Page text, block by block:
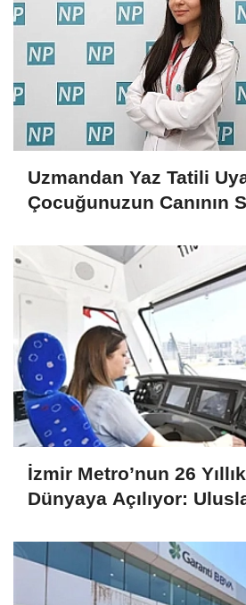
Uzmandan Yaz Tatili
Çocuğunuzun Canının
İzmir Metro’nun 26
Dünyaya Açılıyor: